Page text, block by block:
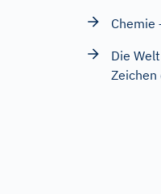
Chemie
Die